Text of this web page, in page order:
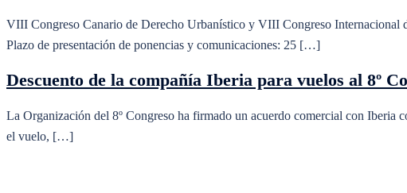
VIII Congreso Canario de Derecho Urbanístico y VIII Congreso Internacional
Plazo de presentación de ponencias y comunicaciones: 25 […]
Descuento de la compañía Iberia para vuelos al 8º
La Organización del 8º Congreso ha firmado un acuerdo comercial con Iberia
el vuelo, […]